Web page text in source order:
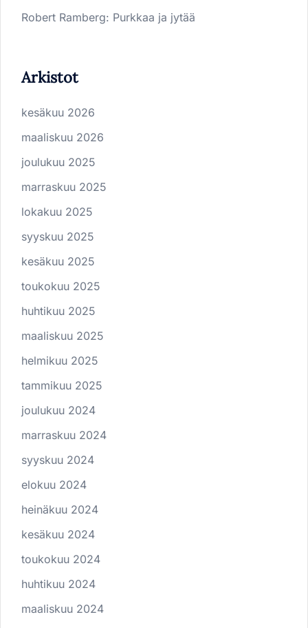
Robert Ramberg: Purkkaa ja jytää
Arkistot
kesäkuu 2026
maaliskuu 2026
joulukuu 2025
marraskuu 2025
lokakuu 2025
syyskuu 2025
kesäkuu 2025
toukokuu 2025
huhtikuu 2025
maaliskuu 2025
helmikuu 2025
tammikuu 2025
joulukuu 2024
marraskuu 2024
syyskuu 2024
elokuu 2024
heinäkuu 2024
kesäkuu 2024
toukokuu 2024
huhtikuu 2024
maaliskuu 2024